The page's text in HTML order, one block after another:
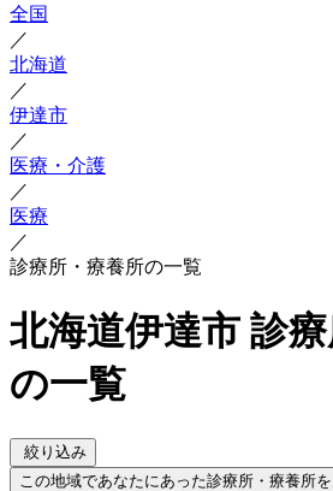
全国
／
北海道
／
伊達市
／
医療・介護
／
医療
／
診療所・療養所の一覧
北海道伊達市 診
の一覧
絞り込み
この地域であなたにあった診療所・療養所